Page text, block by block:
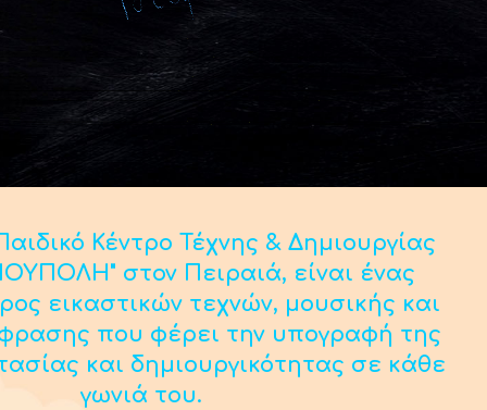
Κέντρο Τέχνης & Δημιουργίας
στον Πειραιά, είναι ένας
εικαστικών τεχνών, μουσικής και
που φέρει την υπογραφή της
και δημιουργικότητας σε κάθε
γωνιά του.